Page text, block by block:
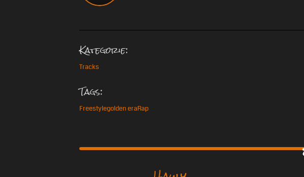
Kategorie:
Tracks
Tags:
Freestylegolden eraRap